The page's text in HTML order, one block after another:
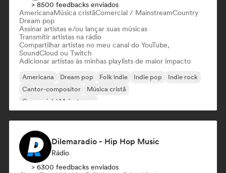
> 8500 feedbacks enviados
AmericanaMúsica cristãComercial / MainstreamCountry
Dream pop
Assinar artistas e/ou lançar suas músicas
Transmitir artistas na rádio
Compartilhar artistas no meu canal do YouTube,
SoundCloud ou Twitch
Adicionar artistas às minhas playlists de maior impacto
Americana Dream pop Folk indie Indie pop
Indie rock
Cantor-compositor
Música cristã
Comercial / Mainstream
Dilemaradio - Hip Hop Music
Rádio
> 6300 feedbacks enviados